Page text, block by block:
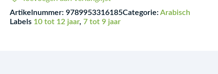
Artikelnummer: 9789953316185Categorie: Arabisch
Labels 10 tot 12 jaar, 7 tot 9 jaar